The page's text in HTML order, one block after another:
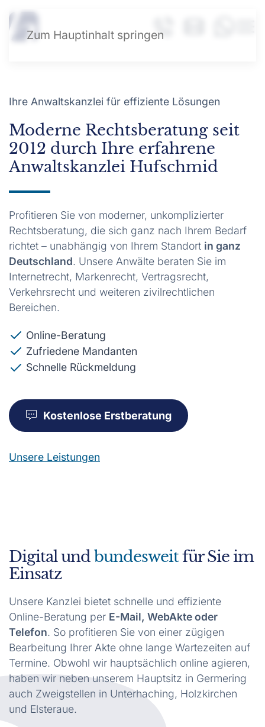
Zum Hauptinhalt springen
Ihre Anwaltskanzlei für effiziente Lösungen
Moderne Rechtsberatung seit
2012 durch Ihre erfahrene
Anwaltskanzlei Hufschmid
Profitieren Sie von moderner, unkomplizierter
Rechtsberatung, die sich ganz nach Ihrem Bedarf
richtet – unabhängig von Ihrem Standort in ganz
Deutschland. Unsere Anwälte beraten Sie im
Internetrecht, Markenrecht, Vertragsrecht,
Verkehrsrecht und weiteren zivilrechtlichen
Bereichen.
Online-Beratung
Zufriedene Mandanten
Schnelle Rückmeldung
Kostenlose Erstberatung
Unsere Leistungen
Digital undbundesweitfür Sie im
Einsatz
Unsere Kanzlei bietet schnelle und effiziente
Online-Beratung per E-Mail, WebAkte oder
Telefon. So profitieren Sie von einer zügigen
Bearbeitung Ihrer Akte ohne lange Wartezeiten auf
Termine. Obwohl wir hauptsächlich online agieren,
haben wir neben unserem Hauptsitz in Germering
auch Zweigstellen in Unterhaching, Holzkirchen
und Elsteraue.